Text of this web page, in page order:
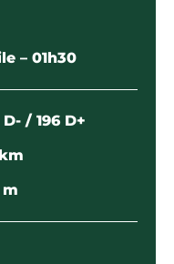
– 01h30
D- / 196 D+
m